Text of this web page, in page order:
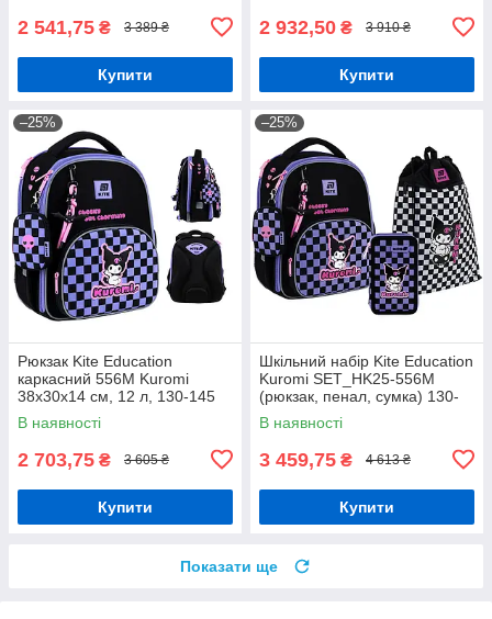
2 541,75 ₴ 3 389 ₴
Купити
2 932,50 ₴ 3 910 ₴
Купити
–25%
Рюкзак Kite Education
каркасний 556M Kuromi
38х30х14 см, 12 л, 130-145
см
В наявності
2 703,75 ₴ 3 605 ₴
Купити
–25%
Шкільний набір Kite Education
Kuromi SET_HK25-556M
(рюкзак, пенал, сумка) 130-
145 см
В наявності
3 459,75 ₴ 4 613 ₴
Купити
Показати ще